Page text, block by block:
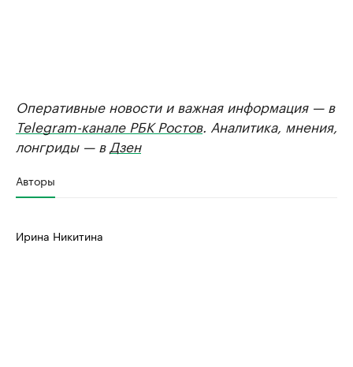
Оперативные новости и важная информация — в
Telegram-канале РБК Ростов. Аналитика, мнения,
лонгриды — в Дзен
Авторы
Ирина Никитина